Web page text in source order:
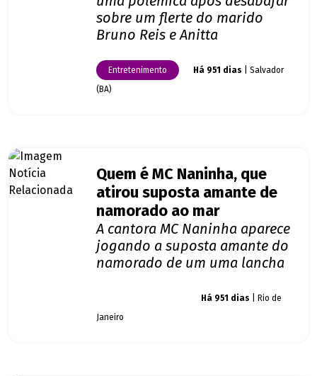
sobre um flerte do marido
Bruno Reis e Anitta
Entretenimento Há 951 dias | Salvador
(BA)
Quem é MC Naninha, que
atirou suposta amante de
namorado ao mar
A cantora MC Naninha aparece
jogando a suposta amante do
namorado de um uma lancha
Há 951 dias | Rio de
Janeiro